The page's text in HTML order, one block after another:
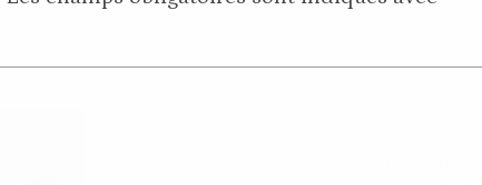
Pour suivre les
Pour recevoir des petits